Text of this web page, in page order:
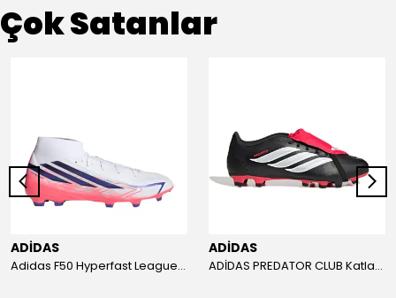
Çok Satanlar
ADİDAS
Adidas F50 Hyperfast League Mid Erkek Krampon (IH7090)
ADİDAS
ADİDAS PREDATOR CLUB Katlanır Dilli Çim Saha/Çoklu Zemin Kramponu JR3330